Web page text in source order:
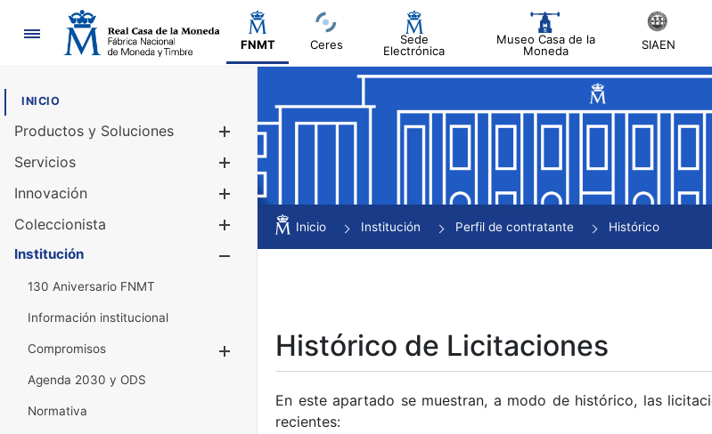
Navegación
FNMT Ceres
Sede
Electrónica
Museo Casa de la
Moneda
SIAEN
INICIO
Productos y Soluciones
Mostrar/Ocultar
Servicios
Innovación
Coleccionista
Mostrar/Ocultar
Institución
130 Aniversario FNMT
Información institucional
Compromisos
Mostrar/Ocultar
Agenda 2030 y ODS
Normativa
Inicio Institución Perfil de contratante Histórico
Histórico de Licitaciones
En este apartado se muestran, a modo de histórico, las
recientes: